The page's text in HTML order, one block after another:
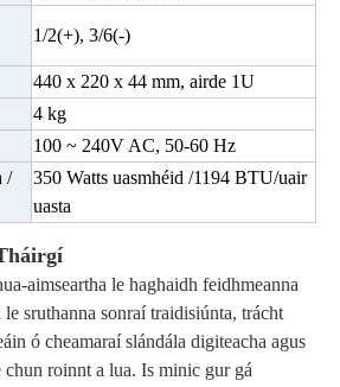
1/2(+), 3/6(-)
440 x 220 x 44 mm, airde 1U
4 kg
100 ~ 240V AC, 50-60 Hz
/
350 Watts uasmhéid /1194 BTU/uair
uasta
aimseartha le haghaidh feidhmeanna
le sruthanna sonraí traidisiúnta, trácht
ó cheamaraí slándála digiteacha agus
chun roinnt a lua. Is minic gur gá